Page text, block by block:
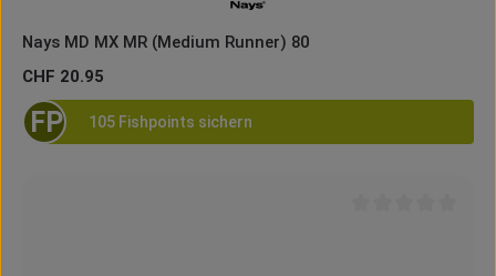
Nays MD MX MR (Medium Runner) 80
Regulärer Preis:
CHF 20.95
FP 105 Fishpoints sichern